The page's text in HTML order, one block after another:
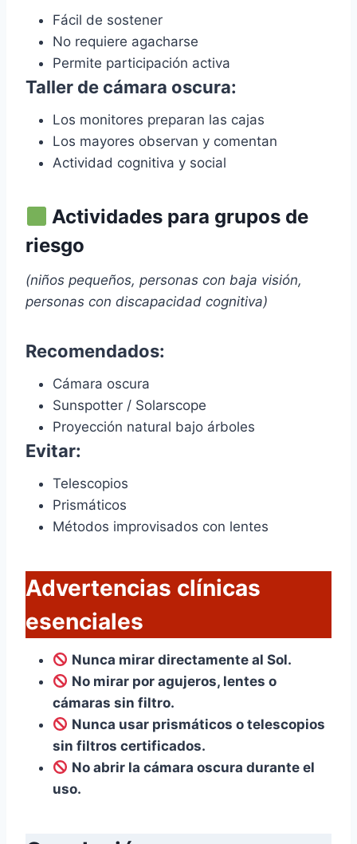
Fácil de sostener
No requiere agacharse
Permite participación activa
Taller de cámara oscura:
Los monitores preparan las cajas
Los mayores observan y comentan
Actividad cognitiva y social
Actividades para grupos de
riesgo
(niños pequeños, personas con baja visión,
personas con discapacidad cognitiva)
Recomendados:
Cámara oscura
Sunspotter / Solarscope
Proyección natural bajo árboles
Evitar:
Telescopios
Prismáticos
Métodos improvisados con lentes
Advertencias clínicas
esenciales
Nunca mirar directamente al Sol.
No mirar por agujeros, lentes o
cámaras sin filtro.
Nunca usar prismáticos o telescopios
sin filtros certificados.
No abrir la cámara oscura durante el
uso.